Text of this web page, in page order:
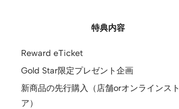
特典内容
Reward eTicket
Gold Star限定プレゼント企画
新商品の先行購入（店舗orオンラインスト
ア）